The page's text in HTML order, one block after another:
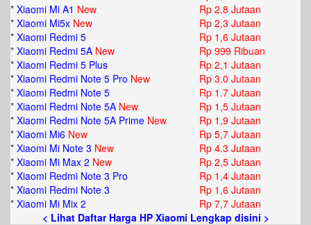
* Xiaomi Mi A1 New
Rp 2,8 Jutaan
* Xiaomi Mi5x New
Rp 2,3 Jutaan
* Xiaomi Redmi 5
Rp 1,6 Jutaan
* Xiaomi Redmi 5A New
Rp 999 Ribuan
* Xiaomi Redmi 5 Plus
Rp 2,1 Jutaan
* Xiaomi Redmi Note 5 Pro New
Rp 3.0 Jutaan
* Xiaomi Redmi Note 5
Rp 1.7 Jutaan
* Xiaomi Redmi Note 5A New
Rp 1,5 Jutaan
* Xiaomi Redmi Note 5A Prime New
Rp 1,9 Jutaan
* Xiaomi Mi6 New
Rp 5,7 Jutaan
* Xiaomi Mi Note 3 New
Rp 4.3 Jutaan
* Xiaomi Mi Max 2 New
Rp 2,5 Jutaan
* Xiaomi Redmi Note 3 Pro
Rp 1,4 Jutaan
* Xiaomi Redmi Note 3
Rp 1,6 Jutaan
* Xiaomi Mi Mix 2
Rp 7,7 Jutaan
< Lihat Daftar Harga HP Xiaomi Lengkap disini >